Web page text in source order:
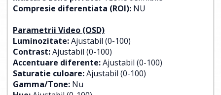
Compresie diferentiata (ROI): NU
Parametrii Video (OSD)
Luminozitate:Ajustabil (0-100)
Contrast:Ajustabil (0-100)
Accentuare diferente:Ajustabil (0-100)
Saturatie culoare:Ajustabil (0-100)
Gamma/Tone: Nu